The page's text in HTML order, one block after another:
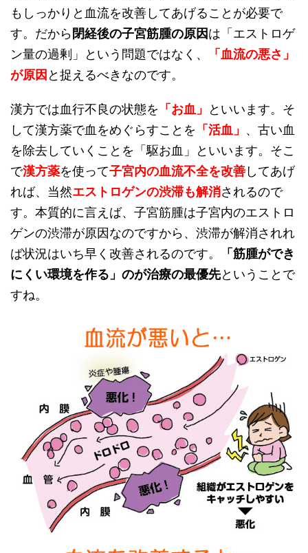
もしっかりと血流を改善してあげることが必要で
す。だから 閉経後の子宮筋腫の原因 は「エストロゲ
ン量の過剰」という問題ではなく、
「血流の悪さ」
が原因 と捉えるべきなのです。
漢方では血行不良の状態を 「お血」
といいます。そ
して漢方薬で血をめぐらすことを 「活血」 、古い血
を除去していくことを「駆お血」といいます。そこ
で漢方薬を使って子宮内の血流不全を改善 してあげ
れば、当然エストロゲンの渋滞も解消されるので
す。本質的に言えば、子宮筋腫は子宮内のエストロ
ゲンの渋滞が原因なのですから、渋滞が解消されれ
ば状況はいち早く改善されるのです。
「筋腫ができ
にくい環境を作る」のが治療の最優先ということで
すね。